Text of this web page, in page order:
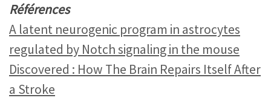
Références
A latent neurogenic program in astrocytes
regulated by Notch signaling in the mouse
Discovered : How The Brain Repairs Itself After
a Stroke